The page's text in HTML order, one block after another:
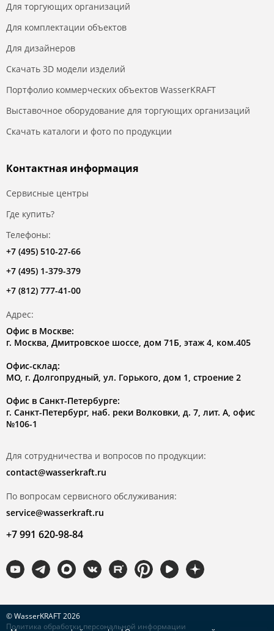
Для торгующих организаций
Для комплектации объектов
Для дизайнеров
Скачать 3D модели изделий
Портфолио коммерческих объектов WasserKRAFT
Выставочное оборудование для торгующих организаций
Скачать каталоги и фото по продукции
Контактная информация
Сервисные центры
Где купить?
Телефоны:
+7 (495) 510-27-66
+7 (495) 1-379-379
+7 (812) 777-41-00
Адрес:
Офис в Москве:
г. Москва, Дмитровское шоссе, дом 71Б, этаж 4, ком.405
Офис-склад:
МО, г. Долгопрудный, ул. Горького, дом 1, строение 2
Офис в Санкт-Петербурге:
г. Санкт-Петербург, наб. реки Волковки, д. 7, лит. А, офис
№106-1
Для сотрудничества и вопросов по продукции:
contact@wasserkraft.ru
По вопросам сервисного обслуживания:
service@wasserkraft.ru
+7 991 620-98-84
© WasserKRAFT 2026
Политика обработки персональной информации